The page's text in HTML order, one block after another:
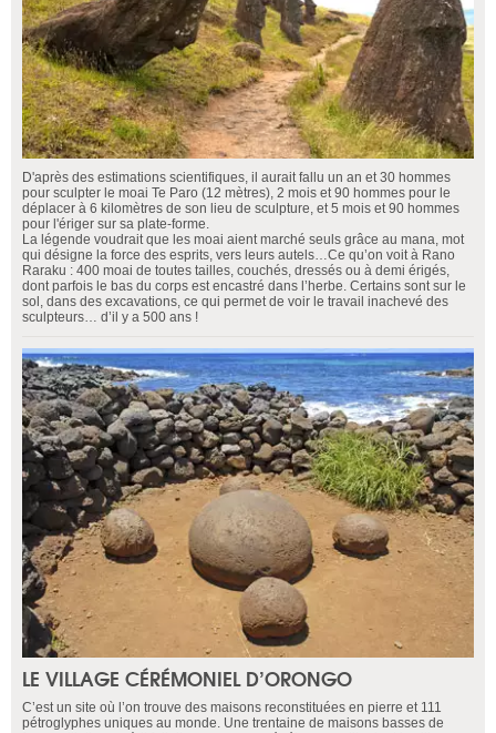
D'après des estimations scientifiques, il aurait fallu un an et 30 hommes
pour sculpter le moai Te Paro (12 mètres), 2 mois et 90 hommes pour le
déplacer à 6 kilomètres de son lieu de sculpture, et 5 mois et 90 hommes
pour l'ériger sur sa plate-forme.
La légende voudrait que les moai aient marché seuls grâce au mana, mot
qui désigne la force des esprits, vers leurs autels…Ce qu’on voit à Rano
Raraku : 400 moai de toutes tailles, couchés, dressés ou à demi érigés,
dont parfois le bas du corps est encastré dans l’herbe. Certains sont sur le
sol, dans des excavations, ce qui permet de voir le travail inachevé des
sculpteurs… d’il y a 500 ans !
LE VILLAGE CÉRÉMONIEL D’ORONGO
C’est un site où l’on trouve des maisons reconstituées en pierre et 111
pétroglyphes uniques au monde. Une trentaine de maisons basses de